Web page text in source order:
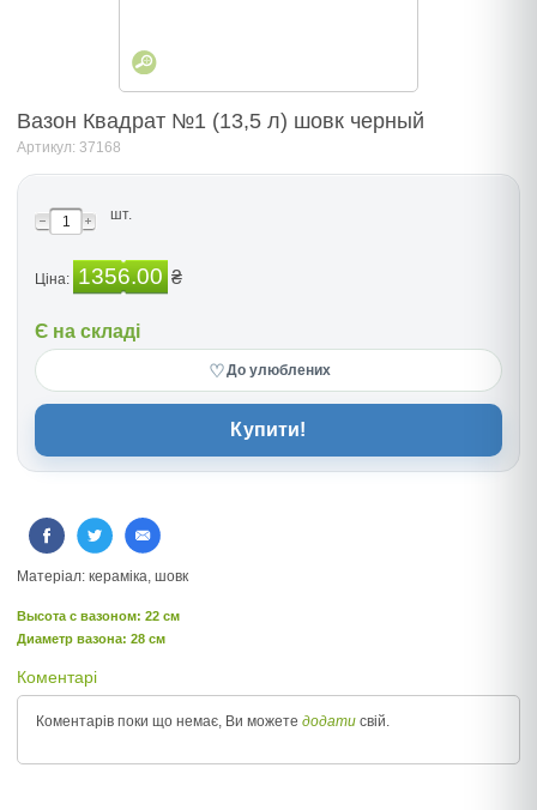
Вазон Квадрат №1 (13,5 л) шовк черный
Артикул: 37168
шт.
Ціна: 1356.00 ₴
Є на складі
♡До улюблених
Купити!
Матерiал: керамiка, шовк
Высота c вазоном: 22 см
Диаметр вазона: 28 см
Коментарі
Коментарів поки що немає, Ви можете додати свій.